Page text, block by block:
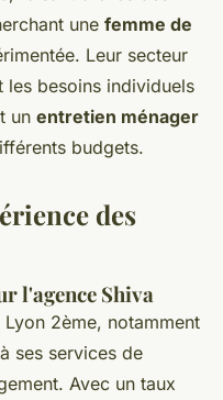
une femme de
Leur secteur
besoins individuels
un entretien ménager
budgets.
des
l'agence Shiva
2ème, notamment
ses services de
Avec un taux